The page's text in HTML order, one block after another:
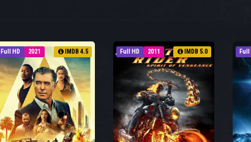
Full HD 2021 IMDB 4.5 Full HD 2011 IMDB 5.0 Full